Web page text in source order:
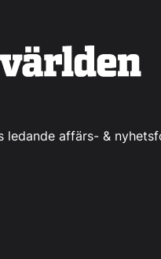
ledande affärs- &